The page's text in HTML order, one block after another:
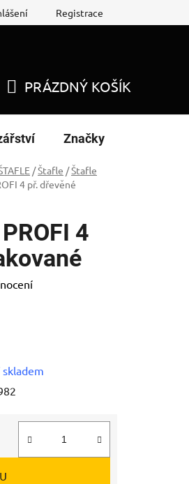
Registrace
KOŠÍK
PRÁZDNÝ KOŠÍK
Značky
/Štafle /Štafle
4 př. dřevěné
4